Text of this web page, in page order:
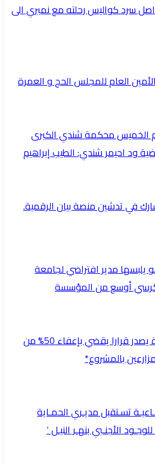
سرد كواليس رحلته مع نميري الى
العام للمجلس الحج و العمرة
الخميس محكمة شندي الكبرى
ود احيمر شندي: الطيب إبراهيم
في تدشين منصة بيان الرقمية.
يلبسها ​مدير افتراضي لجامعة
أوسع من المؤسسة
محافظ مشروع الجزيرة يصدر قرارا يقضي بإعفاء 50% من
بالمشروع*
تسـتقبل مديـري الحمـاية
الأجنـبي بنهـر النيـل ‘